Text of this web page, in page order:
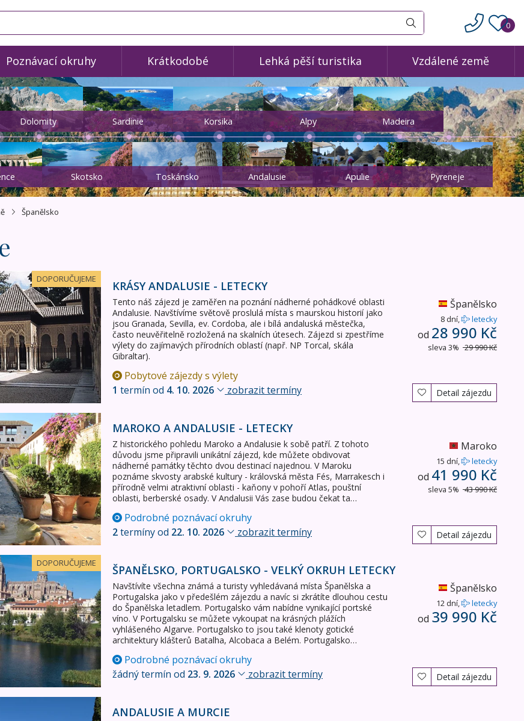
Vyhledat
0
Poznávací okruhy Krátkodobé Lehká pěší turistika Vzdálené země
Dolomity Sardinie Korsika Alpy Madeira
Skotsko Toskánsko Andalusie Apulie Pyreneje
Španělsko
DOPORUČUJEME KRÁSY ANDALUSIE - LETECKY
Tento náš zájezd je zaměřen na poznání nádherné pohádkové oblasti
Andalusie. Navštívíme světově proslulá místa s maurskou historií jako
jsou Granada, Sevilla, ev. Cordoba, ale i bílá andaluská městečka,
často neuvěřitelně rozložená na skalních útesech. Zájezd si zpestříme
výlety do zajímavých přírodních oblastí (např. NP Torcal, skála
Gibraltar).
Španělsko
8 dní, letecky
od 28 990 Kč
sleva 3% 29 990 Kč
Pobytové zájezdy s výlety
1 termín od 4. 10. 2026 zobrazit termíny Detail zájezdu
MAROKO A ANDALUSIE - LETECKY
Z historického pohledu Maroko a Andalusie k sobě patří. Z tohoto
důvodu jsme připravili unikátní zájezd, kde můžete obdivovat
nádherné památky těchto dvou destinací najednou. V Maroku
poznáme skvosty arabské kultury - královská města Fés, Marrakesch i
přírodně velmi atraktivní oblasti - kaňony v pohoří Atlas, pouštní
oblasti, berberské osady. V Andalusii Vás zase budou čekat ta…
Maroko
15 dní, letecky
od 41 990 Kč
sleva 5% 43 990 Kč
Podrobné poznávací okruhy
2termíny od 22. 10. 2026 zobrazit termíny Detail zájezdu
DOPORUČUJEME
- velký okruh letecky
ŠPANĚLSKO, PORTUGALSKO - VELKÝ OKRUH LETECKY
Navštívíte všechna známá a turisty vyhledávaná místa Španělska a
Portugalska jako v předešlém zájezdu a navíc si zkrátíte dlouhou cestu
do Španělska letadlem. Portugalsko vám nabídne vynikající portské
víno. V Portugalsku se můžete vykoupat na krásných plážích
vyhlášeného Algarve. Portugalsko to jsou také klenoty gotické
architektury klášterů Batalha, Alcobaca a Belém. Portugalsko…
Španělsko
12 dní, letecky
od 39 990 Kč
Podrobné poznávací okruhy
žádný termín od 23. 9. 2026 zobrazit termíny Detail zájezdu
ANDALUSIE A MURCIE